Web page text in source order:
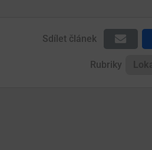
Sdílet článek
Rubriky